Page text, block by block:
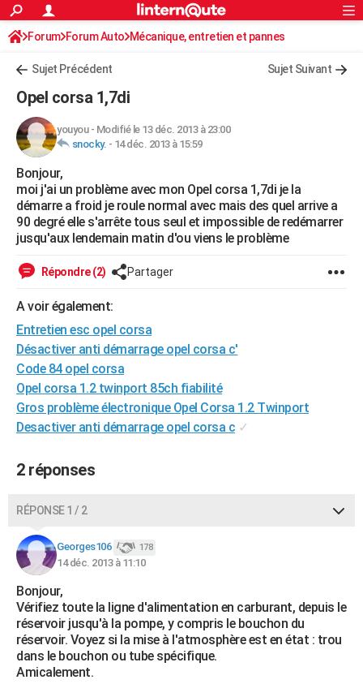
ACTUALITÉS
Politique
Société
Faits Divers
Education
Monde
Villes
+
FINANCE
Retraite
Impôts
Epargne
Immobilier
Risques naturels par ville
Banque
Assurance
Crédit
AUTO
Essais
Réserver un essai
Citadines
Berlines
SUV
Forum auto
+HIGH-TECH
Mobiles
Meilleur smartphone
Internet
Ordinateurs
Jeux vidéo
Guide high-tech
+BRICOLAGE
Forum
Aménagement intérieur
Extérieur
Cuisine
Salle de bains
Jardinage
Rangement
Guides de France
Escapades
Patrimoine
Expositions
Musées
Week-end nature
Art de vivre
Bien-être
Loisirs
Mode
Modes de vie
Alimentation
Guide de la santé
Maladies
Médicaments
Sommeil
VOYAGE
Destinations
Voyage nature
Voyage de noces
PHOTO
GUIDES D'ACHAT
CARTE DE VOEUX
Carte de Noël
Carte Bonne année
Carte Saint-Valentin
Carte Pâques
Carte d'anniversaire
DICTIONNAIRE
Dictionnaire
Biographies
Citations
Expressions
Proverbes
PROGRAMME TV
S'inscrire
Se connecter
Lycées
Collèges
Primaires
Universités
Entreprises
Service militaire
Avis de recherche
AVIS DE DÉCÈS
FORUM
Bricolage
Lifestyle
Culture
Sport
Auto
Television
Voyage
Cinema
Rechercher
S'inscrire
Connexion
Forum Forum Auto Mécanique, entretien et pannes
Sujet Précédent Sujet Suivant
Opel corsa 1,7di
youyou- Modifié le 13 déc. 2013 à 23:00
snocky. - 14 déc. 2013 à 15:59
Bonjour,
moi j'ai un problème avec mon Opel corsa 1,7di je la
démarre a froid je roule normal avec mais des quel arrive a
90 degré elle s'arrête tous seul et impossible de redémarrer
jusqu'aux lendemain matin d'ou viens le problème
Répondre (2) Partager
A voir également:
Entretien esc opel corsa
Désactiver anti démarrage opel corsa c'
Code 84 opel corsa
Opel corsa 1.2 twinport 85ch fiabilité
Gros problème électronique Opel Corsa 1.2 Twinport
Desactiver anti démarrage opel corsa c ✓
2 réponses
RÉPONSE 1 / 2
Georges106 178
14 déc. 2013 à 11:10
Bonjour,
Vérifiez toute la ligne d'alimentation en carburant, depuis le
réservoir jusqu'à la pompe, y compris le bouchon du
réservoir. Voyez si la mise à l'atmosphère est en état : trou
dans le bouchon ou tube spécifique.
Amicalement.